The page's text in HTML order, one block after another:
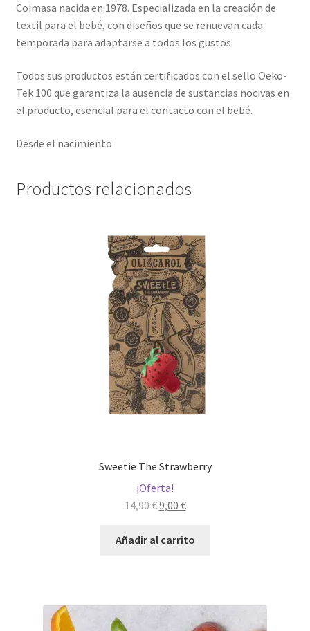
Coimasa nacida en 1978. Especializada en la creación de
textil para el bebé, con diseños que se renuevan cada
temporada para adaptarse a todos los gustos.
Todos sus productos están certificados con el sello Oeko-
Tek 100 que garantiza la ausencia de sustancias nocivas en
el producto, esencial para el contacto con el bebé.
Desde el nacimiento
Productos relacionados
Sweetie The Strawberry
¡Oferta!
14,90€El
original
9,00 €El
actual
Añadir al carrito